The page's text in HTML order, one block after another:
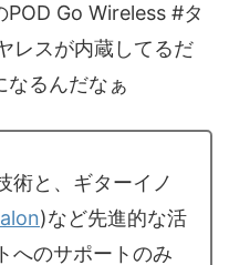
Go Wireless #タ
レスが内蔵してるだ
なるんだなぁ
術と、ギターイノ
)など先進的な活
へのサポートのみ